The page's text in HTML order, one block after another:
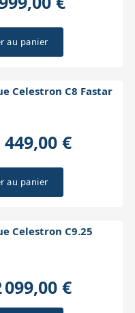
Têtes
au panier
Celestron C8 Fastar
449,00 €
au panier
Celestron C9.25
099,00 €